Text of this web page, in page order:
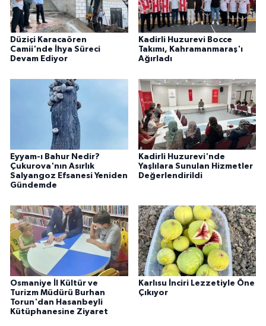
Düziçi Karacaören
Camii'nde İhya Süreci
Devam Ediyor
Kadirli Huzurevi Bocce
Takımı, Kahramanmaraş'ı
Ağırladı
Eyyam-ı Bahur Nedir?
Çukurova'nın Asırlık
Salyangoz Efsanesi Yeniden
Gündemde
Kadirli Huzurevi'nde
Yaşlılara Sunulan Hizmetler
Değerlendirildi
Osmaniye İl Kültür ve
Turizm Müdürü Burhan
Torun'dan Hasanbeyli
Kütüphanesine Ziyaret
Karlısu İnciri Lezzetiyle Öne
Çıkıyor